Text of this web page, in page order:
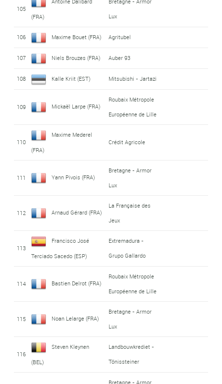
105
(FRA)
Lux
106 Maxime Bouet (FRA) Agritubel
107 Niels Brouzes (FRA) Auber 93
108 Kalle Kriit (EST) Mitsubishi - Jartazi
109 Mickaël Larpe (FRA)
Roubaix Métropole
Européenne de Lille
110
Maxime Mederel
(FRA)
Crédit Agricole
111 Yann Pivois (FRA)
Bretagne - Armor
Lux
112 Arnaud Gérard (FRA)
La Française des
Jeux
113
Francisco José
Terciado Sacedo (ESP)
Extremadura -
Grupo Gallardo
114 Bastien Delrot (FRA)
Roubaix Métropole
Européenne de Lille
115 Noan Lelarge (FRA)
Bretagne - Armor
Lux
116
Steven Kleynen
(BEL)
Landbouwkrediet -
Tönissteiner
Bretagne - Armor